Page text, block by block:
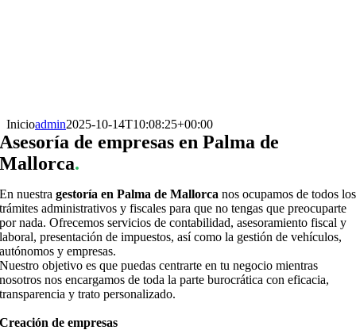
Inicioadmin2025-10-14T10:08:25+00:00
Asesoría de empresas en Palma de
Mallorca.
En nuestragestoría en Palma de Mallorca nos ocupamos de todos los
trámites administrativos y fiscales para que no tengas que preocuparte
por nada. Ofrecemos servicios de contabilidad, asesoramiento fiscal y
laboral, presentación de impuestos, así como la gestión de vehículos,
autónomos y empresas.
Nuestro objetivo es que puedas centrarte en tu negocio mientras
nosotros nos encargamos de toda la parte burocrática con eficacia,
transparencia y trato personalizado.
Creación de empresas